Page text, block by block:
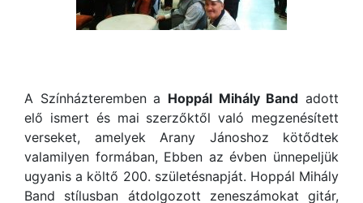
A Színházteremben a Hoppál Mihály Band adott
elő ismert és mai szerzőktől való megzenésített
verseket, amelyek Arany Jánoshoz kötődtek
valamilyen formában, Ebben az évben ünnepeljük
ugyanis a költő 200. születésnapját. Hoppál Mihály
Band stílusban átdolgozott zeneszámokat gitár,